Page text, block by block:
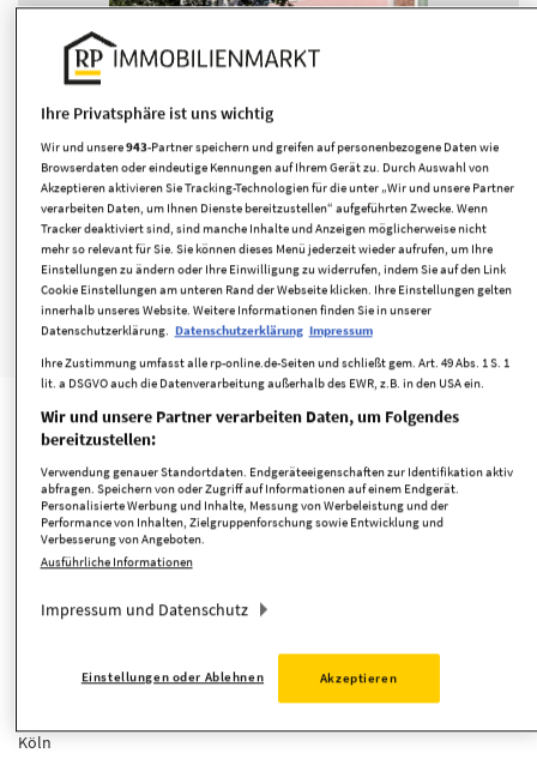
Freie Erdgeschosswohnung mit Balkon in
Pempelfort ! Sanierungsprojekt für Handwe...
Düsseldorf
Kaufpreis
295.000 €
Wohnfläche
68,03 m²
Zimmer
3
Kabel/SAT/TV-Anschluss unterkellert Wasch-/Trockenraum
minimieren
Im Kölner Süden - Urlaubsfeeling inklusive!
Erdgeschosswohnung mit Garten in ehe...
Köln
Ihre Privatsphäre ist uns wichtig
Wir und unsere943-Partner speichern und greifen auf personenbezogene Daten wie
Browserdaten oder eindeutige Kennungen auf Ihrem Gerät zu. Durch Auswahl von
Akzeptieren aktivieren Sie Tracking-Technologien für die unter „Wir und unsere Partner
verarbeiten Daten, um Ihnen Dienste bereitzustellen“ aufgeführten Zwecke. Wenn
Tracker deaktiviert sind, sind manche Inhalte und Anzeigen möglicherweise nicht
mehr so relevant für Sie. Sie können dieses Menü jederzeit wieder aufrufen, um Ihre
Einstellungen zu ändern oder Ihre Einwilligung zu widerrufen, indem Sie auf den Link
Cookie Einstellungen am unteren Rand der Webseite klicken. Ihre Einstellungen gelten
innerhalb unseres Website. Weitere Informationen finden Sie in unserer
Datenschutzerklärung. Datenschutzerklärung Impressum
Ihre Zustimmung umfasst alle rp-online.de-Seiten und schließt gem. Art. 49 Abs. 1 S. 1
lit. a DSGVO auch die Datenverarbeitung außerhalb des EWR, z.B. in den USA ein.
Wir und unsere Partner verarbeiten Daten, um Folgendes
bereitzustellen:
Verwendung genauer Standortdaten. Endgeräteeigenschaften zur Identifikation aktiv
abfragen. Speichern von oder Zugriff auf Informationen auf einem Endgerät.
Personalisierte Werbung und Inhalte, Messung von Werbeleistung und der
Performance von Inhalten, Zielgruppenforschung sowie Entwicklung und
Verbesserung von Angeboten.
Ausführliche Informationen
Impressum und Datenschutz
Einstellungen oder Ablehnen Akzeptieren